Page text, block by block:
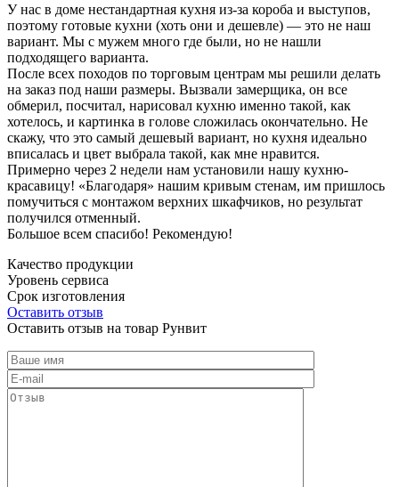
У нас в доме нестандартная кухня из-за короба и выступов,
поэтому готовые кухни (хоть они и дешевле) — это не наш
вариант. Мы с мужем много где были, но не нашли
подходящего варианта.
После всех походов по торговым центрам мы решили делать
на заказ под наши размеры. Вызвали замерщика, он все
обмерил, посчитал, нарисовал кухню именно такой, как
хотелось, и картинка в голове сложилась окончательно. Не
скажу, что это самый дешевый вариант, но кухня идеально
вписалась и цвет выбрала такой, как мне нравится.
Примерно через 2 недели нам установили нашу кухню-
красавицу! «Благодаря» нашим кривым стенам, им пришлось
помучиться с монтажом верхних шкафчиков, но результат
получился отменный.
Большое всем спасибо! Рекомендую!
Качество продукции
Уровень сервиса
Срок изготовления
Оставить отзыв
Оставить отзыв на товар Рунвит